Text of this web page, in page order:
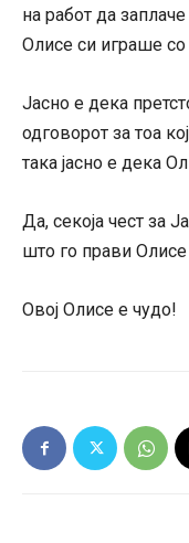
на работ да
Олисе си играше со
Јасно е дека
одговорот за тоа
така јасно е дека
Да, секоја чест за
што го прави
Овој Олисе е чудо!